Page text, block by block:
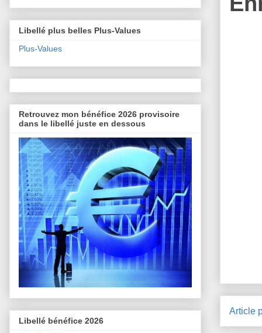
Article
Libellé plus belles Plus-Values
Plus-Values
Retrouvez mon bénéfice 2026 provisoire
dans le libellé juste en dessous
Libellé bénéfice 2026